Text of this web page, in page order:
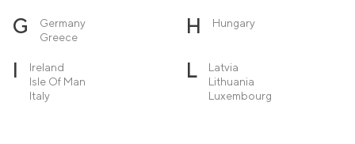
G
Germany
Greece
H Hungary
I
Ireland
Isle Of Man
Italy
L
Latvia
Lithuania
Luxembourg